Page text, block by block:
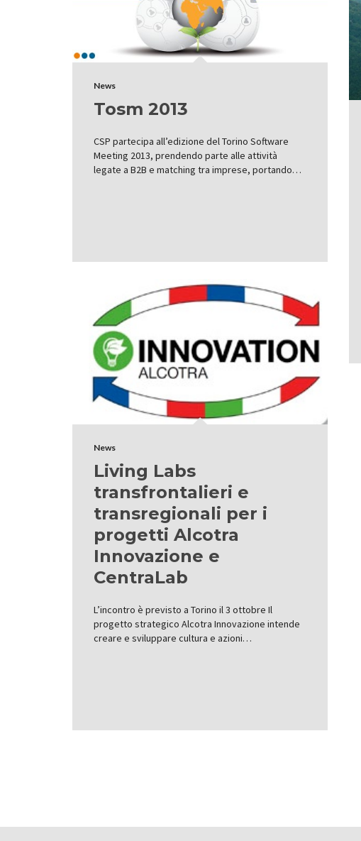
News
Tosm 2013
CSP partecipa all’edizione del Torino Software
Meeting 2013, prendendo parte alle attività
legate a B2B e matching tra imprese, portando…
News
Living Labs
transfrontalieri e
transregionali per i
progetti Alcotra
Innovazione e
CentraLab
L’incontro è previsto a Torino il 3 ottobre Il
progetto strategico Alcotra Innovazione intende
creare e sviluppare cultura e azioni…